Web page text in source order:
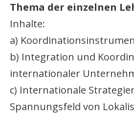
Thema der einzelnen
Inhalte:
a)
b) Integration und
internationaler
c) Internationale
Spannungsfeld von